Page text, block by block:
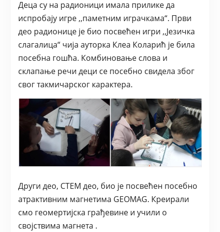
Деца су на радионици имала прилике да
испробају игре ,,паметним играчкама“. Први
део радионице је био посвећен игри ,,Језичка
слагалица“ чија ауторка Клеа Коларић је била
посебна гошћа. Комбиновање слова и
склапање речи деци се посебно свидела због
свог такмичарског карактера.
Други део, СТЕМ део, био је посвећен посебно
атрактивним магнетима GEOMAG. Креирали
смо геомертијска грађевине и учили о
својствима магнета .